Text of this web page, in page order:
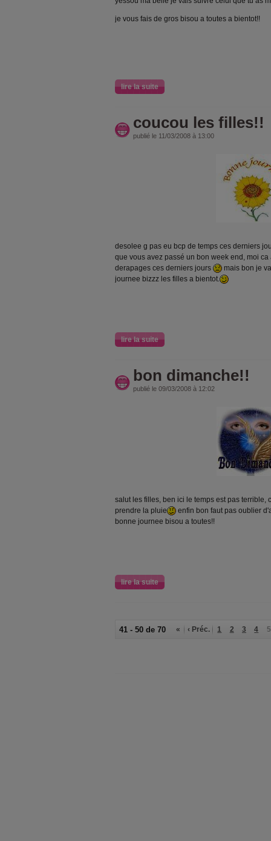
je vous fais de gros bisou a toutes a bientot!!
lire la suite
coucou les filles!!
publié le 11/03/2008 à 13:00
desolee g pas eu bcp de temps ces derniers
que vous avez passé un bon week end, moi
derapages ces derniers jours
mais bon je
journee bizzz les filles a bientot.
lire la suite
bon dimanche!!
publié le 09/03/2008 à 12:02
salut les filles, ben ici le temps est pas terrible,
prendre la pluie
enfin bon faut pas oublier
bonne journee bisou a toutes!!
lire la suite
41 - 50 de 70 « ‹ Préc. 1 2 3 4 5